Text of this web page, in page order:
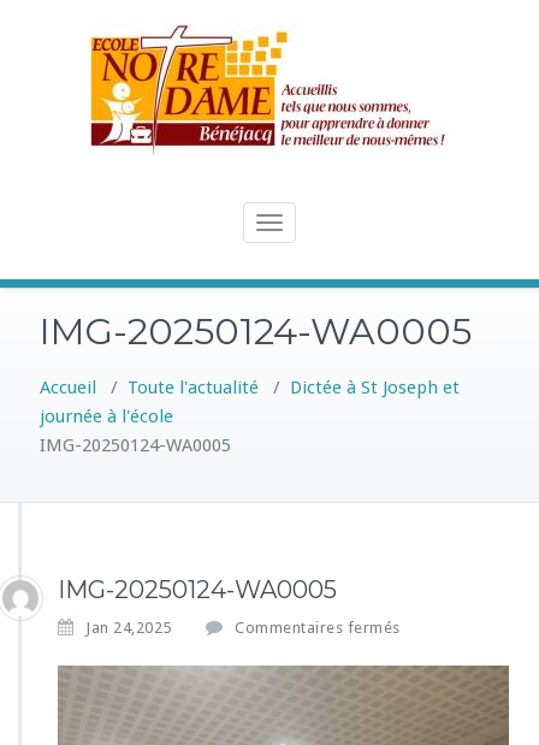
Toggle
IMG-20250124-WA0005
Accueil / Toute l'actualité / Dictée à St Joseph et
journée à l'école
IMG-20250124-WA0005
IMG-20250124-WA0005
Jan 24,2025 Commentaires fermés